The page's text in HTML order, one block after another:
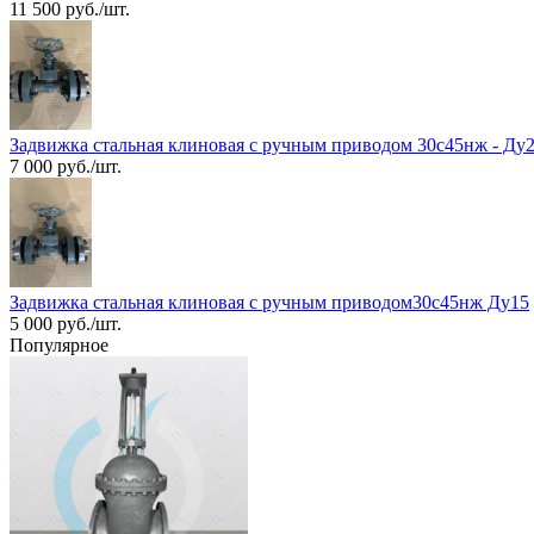
11 500 руб./шт.
Задвижка стальная клиновая с ручным приводом 30с45нж -
7 000 руб./шт.
Задвижка стальная клиновая с ручным приводом30с45нж Ду15
5 000 руб./шт.
Популярное